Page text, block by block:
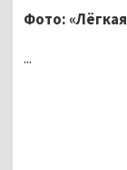
Фото:
...